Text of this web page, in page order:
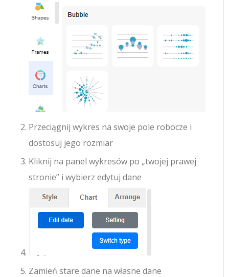
Przeciągnij wykres na swoje pole robocze i
dostosuj jego rozmiar
Kliknij na panel wykresów po „twojej prawej
stronie” i wybierz edytuj dane
Zamień stare dane na własne dane